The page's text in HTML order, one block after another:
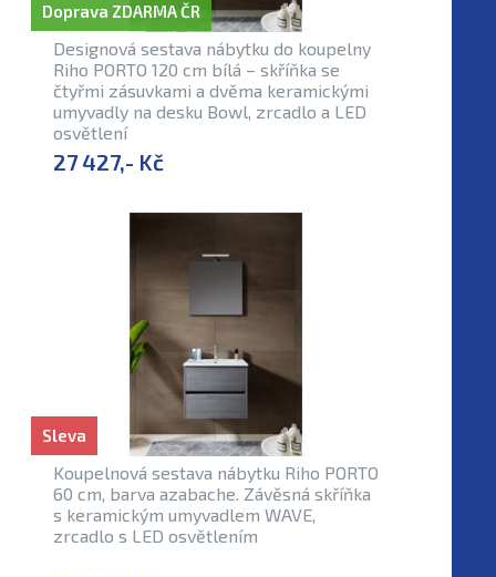
Designová sestava nábytku do koupelny
Riho PORTO 120 cm bílá – skříňka se
čtyřmi zásuvkami a dvěma keramickými
umyvadly na desku Bowl, zrcadlo a LED
osvětlení
27 427,- Kč
Doprava ZDARMA ČR
Koupelnová sestava nábytku Riho PORTO
60 cm, barva azabache. Závěsná skříňka
s keramickým umyvadlem WAVE,
zrcadlo s LED osvětlením
Sleva